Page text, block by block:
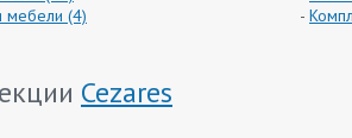
мебели (4)
Cezares